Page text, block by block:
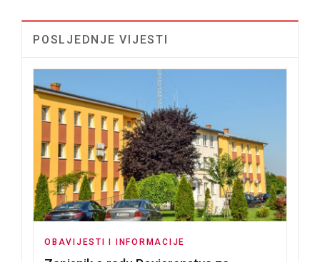
POSLJEDNJE VIJESTI
OBAVIJESTI I INFORMACIJE